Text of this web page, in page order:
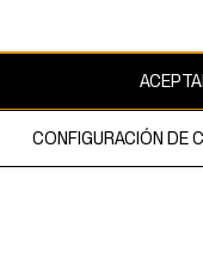
Hennes & Mauritz AB.
CONFIGURACIÓN DE